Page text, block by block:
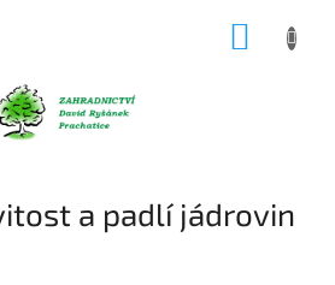
a padlí jádrovin